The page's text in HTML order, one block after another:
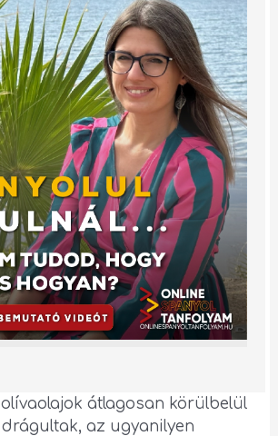
átlagosan körülbelül
az ugyanilyen